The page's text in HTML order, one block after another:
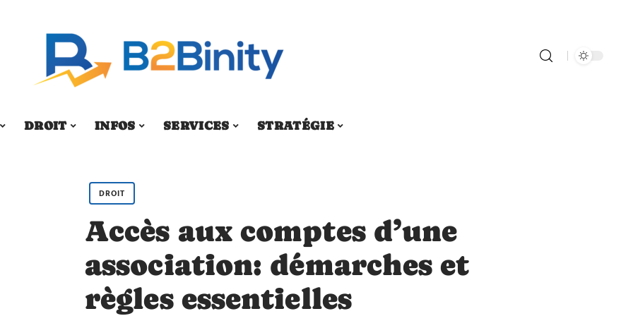
DROIT INFOS SERVICES STRATÉGIE
DROIT
Accès aux comptes d’une
association: démarches et
règles essentielles